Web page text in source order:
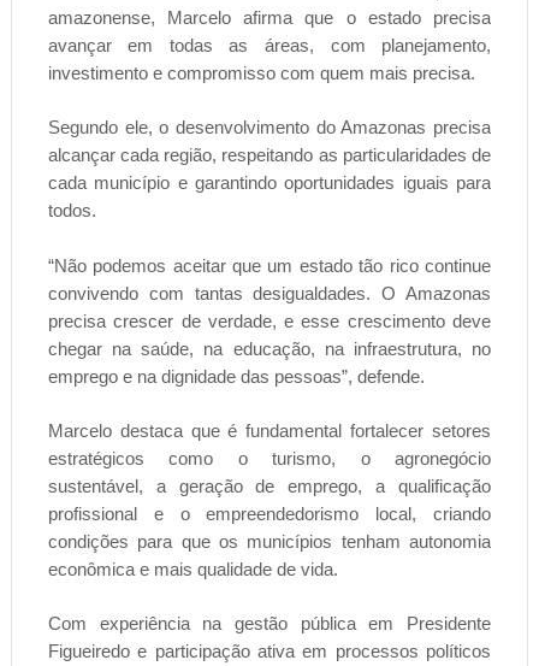
amazonense, Marcelo afirma que o estado precisa
avançar em todas as áreas, com planejamento,
investimento e compromisso com quem mais precisa.
Segundo ele, o desenvolvimento do Amazonas precisa
alcançar cada região, respeitando as particularidades de
cada município e garantindo oportunidades iguais para
todos.
“Não podemos aceitar que um estado tão rico continue
convivendo com tantas desigualdades. O Amazonas
precisa crescer de verdade, e esse crescimento deve
chegar na saúde, na educação, na infraestrutura, no
emprego e na dignidade das pessoas”, defende.
Marcelo destaca que é fundamental fortalecer setores
estratégicos como o turismo, o agronegócio
sustentável, a geração de emprego, a qualificação
profissional e o empreendedorismo local, criando
condições para que os municípios tenham autonomia
econômica e mais qualidade de vida.
Com experiência na gestão pública em Presidente
Figueiredo e participação ativa em processos políticos